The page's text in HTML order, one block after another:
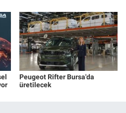
Peugeot Rifter Bursa'da
üretilecek